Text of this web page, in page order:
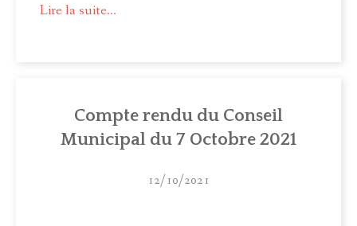
Lire la suite...
Compte rendu du Conseil
Municipal du 7 Octobre 2021
12/10/2021